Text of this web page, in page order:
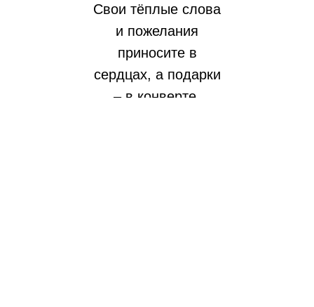
Свои тёплые слова
и пожелания
приносите в
сердцах, а подарки
– в конверте.